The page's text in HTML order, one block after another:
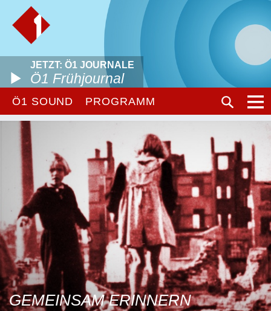
JETZT: Ö1 JOURNALE
Ö1 Frühjournal
Ö1 SOUND PROGRAMM
GEMEINSAM ERINNERN